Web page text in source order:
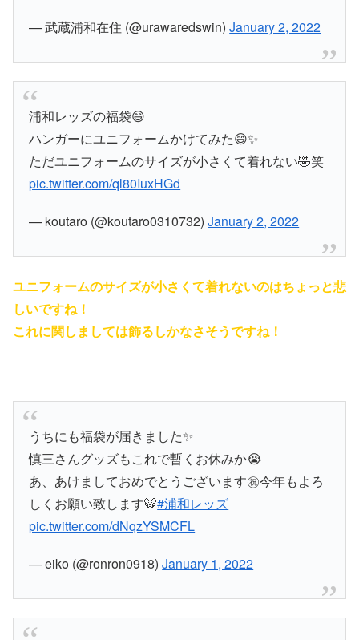
— 武蔵浦和在住 (@urawaredswin)January 2, 2022
浦和レッズの福袋😄
ハンガーにユニフォームかけてみた😄✨
ただユニフォームのサイズが小さくて着れない🤣笑
pic.twitter.com/ql80IuxHGd
— koutaro (@koutaro0310732)January 2, 2022
ユニフォームのサイズが小さくて着れないのはちょっと悲
しいですね！
これに関しましては飾るしかなさそうですね！
うちにも福袋が届きました✨
慎三さんグッズもこれで暫くお休みか😭
あ、あけましておめでとうございます㊗️今年もよろ
しくお願い致します🐯#浦和レッズ
pic.twitter.com/dNqzYSMCFL
— eiko (@ronron0918)January 1, 2022